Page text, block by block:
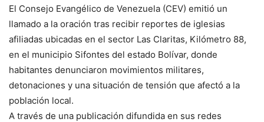
El Consejo Evangélico de Venezuela (CEV) emitió un
llamado a la oración tras recibir reportes de iglesias
afiliadas ubicadas en el sector Las Claritas, Kilómetro 88,
en el municipio Sifontes del estado Bolívar, donde
habitantes denunciaron movimientos militares,
detonaciones y una situación de tensión que afectó a la
población local.
A través de una publicación difundida en sus redes